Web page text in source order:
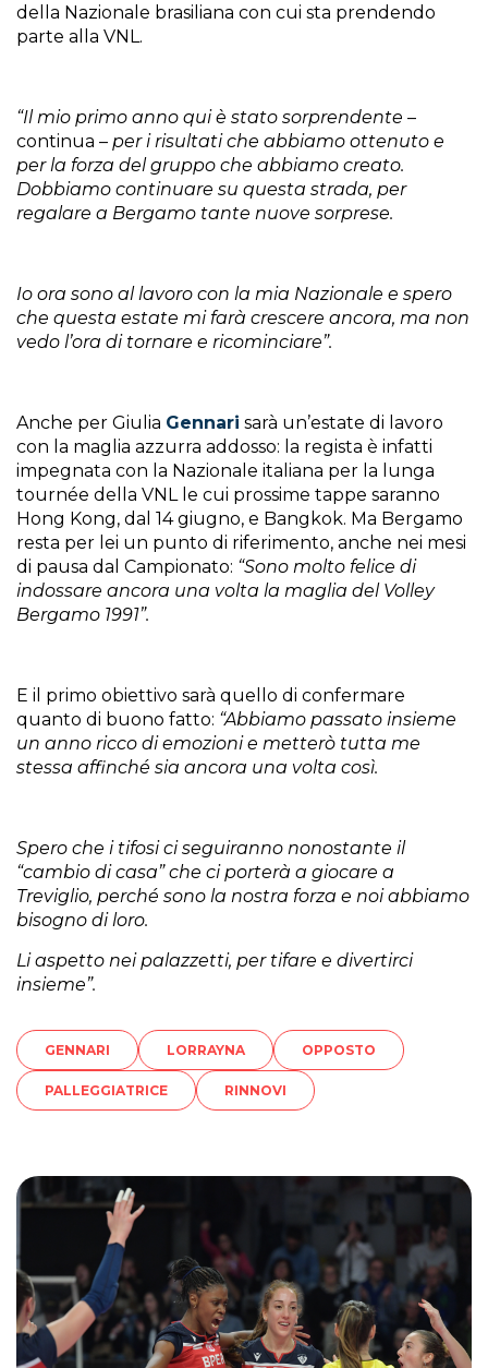
della Nazionale brasiliana con cui sta prendendo
parte alla VNL.
“Il mio primo anno qui è stato sorprendente –
continua – per i risultati che abbiamo ottenuto e
per la forza del gruppo che abbiamo creato.
Dobbiamo continuare su questa strada, per
regalare a Bergamo tante nuove sorprese.
Io ora sono al lavoro con la mia Nazionale e spero
che questa estate mi farà crescere ancora, ma non
vedo l’ora di tornare e ricominciare”.
Anche per Giulia Gennari sarà un’estate di lavoro
con la maglia azzurra addosso: la regista è infatti
impegnata con la Nazionale italiana per la lunga
tournée della VNL le cui prossime tappe saranno
Hong Kong, dal 14 giugno, e Bangkok. Ma Bergamo
resta per lei un punto di riferimento, anche nei mesi
di pausa dal Campionato: “Sono molto felice di
indossare ancora una volta la maglia del Volley
Bergamo 1991”.
E il primo obiettivo sarà quello di confermare
quanto di buono fatto: “Abbiamo passato insieme
un anno ricco di emozioni e metterò tutta me
stessa affinché sia ancora una volta così.
Spero che i tifosi ci seguiranno nonostante il
“cambio di casa” che ci porterà a giocare a
Treviglio, perché sono la nostra forza e noi abbiamo
bisogno di loro.
Li aspetto nei palazzetti, per tifare e divertirci
insieme”.
GENNARI LORRAYNA OPPOSTO
PALLEGGIATRICE RINNOVI